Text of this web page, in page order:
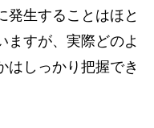
発生することはほと
ますが、実際どのよ
はしっかり把握でき